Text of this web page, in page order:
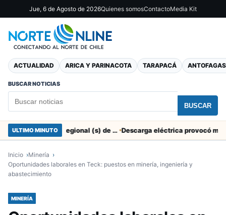
Jue, 6 de Agosto de 2026Quienes somosContactoMedia Kit
ACTUALIDAD ARICA Y PARINACOTA TARAPACÁ
BUSCAR NOTICIAS
BUSCAR
ULTIMO MINUTO SERNAC pidió la renuncia a Director Regional (s) de Arica por contratar solo a militantes del Gobierno
Inicio
Minería
Oportunidades laborales en Teck: puestos en minería, ingeniería y
abastecimiento
MINERÍA